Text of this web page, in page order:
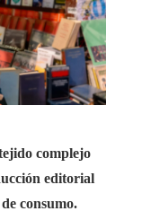
complejo
editorial
consumo.